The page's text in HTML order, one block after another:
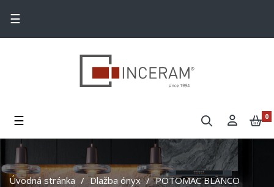
Toggle navigation
☰
Toggle navigation
☰ 0
Úvodná stránka Dlažba ónyx
POTOMAC BLANCO